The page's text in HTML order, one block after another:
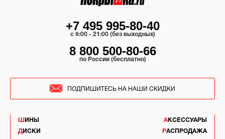
ШИНЫ
ДИСКИ
АКСЕССУАРЫ
РАСПРОДАЖА
+7 495 995-80-40
c 9:00 - 21:00 (без выходных)
8 800 500-80-66
по России (бесплатно)
ПОДПИШИТЕСЬ НА НАШИ СКИДКИ